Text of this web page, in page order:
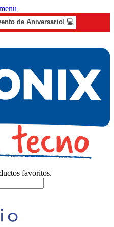
de Aniversario! 💻
favoritos.